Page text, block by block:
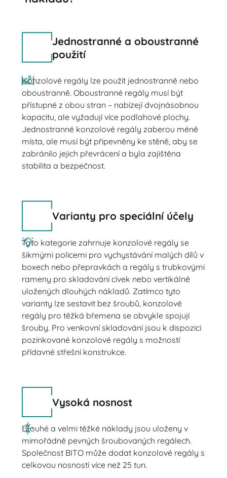
Jednostranné a oboustranné
použití
Konzolové regály lze použít jednostranně nebo
oboustranně. Oboustranné regály musí být
přístupné z obou stran – nabízejí dvojnásobnou
kapacitu, ale vyžadují více podlahové plochy.
Jednostranné konzolové regály zaberou méně
místa, ale musí být připevněny ke stěně, aby se
zabránilo jejich převrácení a byla zajištěna
stabilita a bezpečnost.
Varianty pro speciální účely
Tato kategorie zahrnuje konzolové regály se
šikmými policemi pro vychystávání malých dílů v
boxech nebo přepravkách a regály s trubkovými
rameny pro skladování cívek nebo vertikálně
uložených dlouhých nákladů. Zatímco tyto
varianty lze sestavit bez šroubů, konzolové
regály pro těžká břemena se obvykle spojují
šrouby. Pro venkovní skladování jsou k dispozici
pozinkované konzolové regály s možností
přídavné střešní konstrukce.
Vysoká nosnost
Dlouhé a velmi těžké náklady jsou uloženy v
mimořádně pevných šroubovaných regálech.
Společnost BITO může dodat konzolové regály s
celkovou nosností více než 25 tun.